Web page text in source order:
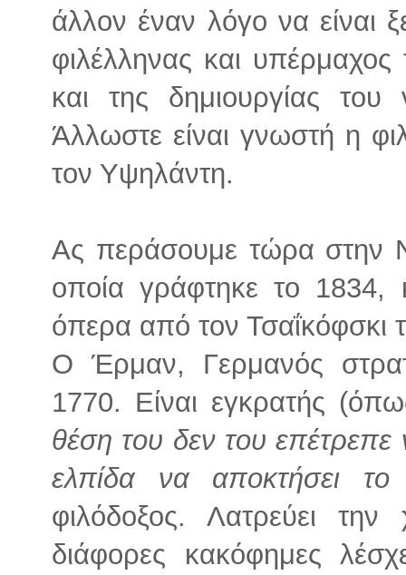
άλλον έναν λόγο να είναι
φιλέλληνας και
και της δημιουργίας του
Άλλωστε είναι γνωστή η
τον Υψηλάντη.
Ας περάσουμε τώρα στην
οποία γράφτηκε το 1834,
όπερα από τον Τσαΐκόφσκι
Ο Έρμαν, Γερμανός
1770. Είναι εγκρατής
θέση του δεν του επέτρεπε
ελπίδα να αποκτήσει το
φιλόδοξος. Λατρεύει την
διάφορες κακόφημες